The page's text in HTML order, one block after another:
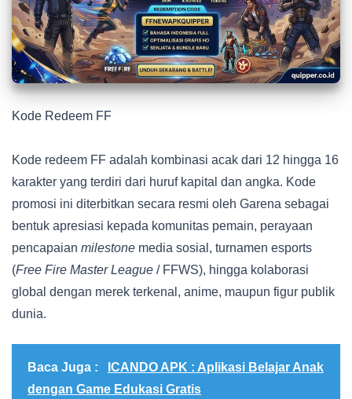
Kode Redeem FF
Kode redeem FF adalah kombinasi acak dari 12 hingga 16
karakter yang terdiri dari huruf kapital dan angka. Kode
promosi ini diterbitkan secara resmi oleh Garena sebagai
bentuk apresiasi kepada komunitas pemain, perayaan
pencapaian milestone media sosial, turnamen esports
(Free Fire Master League / FFWS), hingga kolaborasi
global dengan merek terkenal, anime, maupun figur publik
dunia.
Baca Juga :
ICANDO APK : Aplikasi Belajar Anak
dengan Game Edukasi Gratis